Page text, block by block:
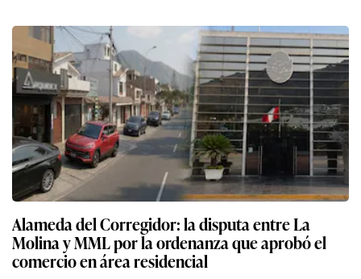
Alameda del Corregidor: la disputa entre La
Molina y MML por la ordenanza que aprobó el
comercio en área residencial